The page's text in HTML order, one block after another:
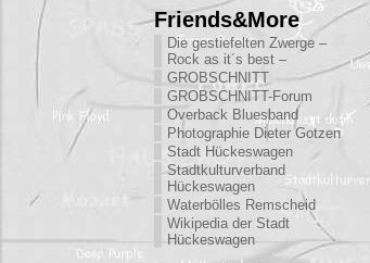
Friends&More
Die gestiefelten Zwerge –
Rock as it´s best –
GROBSCHNITT
GROBSCHNITT-Forum
Overback Bluesband
Photographie Dieter Gotzen
Stadt Hückeswagen
Stadtkulturverband
Hückeswagen
Waterbölles Remscheid
Wikipedia der Stadt
Hückeswagen